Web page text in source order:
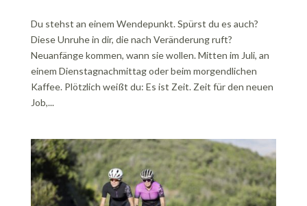
Du stehst an einem Wendepunkt. Spürst du es auch?
Diese Unruhe in dir, die nach Veränderung ruft?
Neuanfänge kommen, wann sie wollen. Mitten im Juli, an
einem Dienstagnachmittag oder beim morgendlichen
Kaffee. Plötzlich weißt du: Es ist Zeit. Zeit für den neuen
Job,...